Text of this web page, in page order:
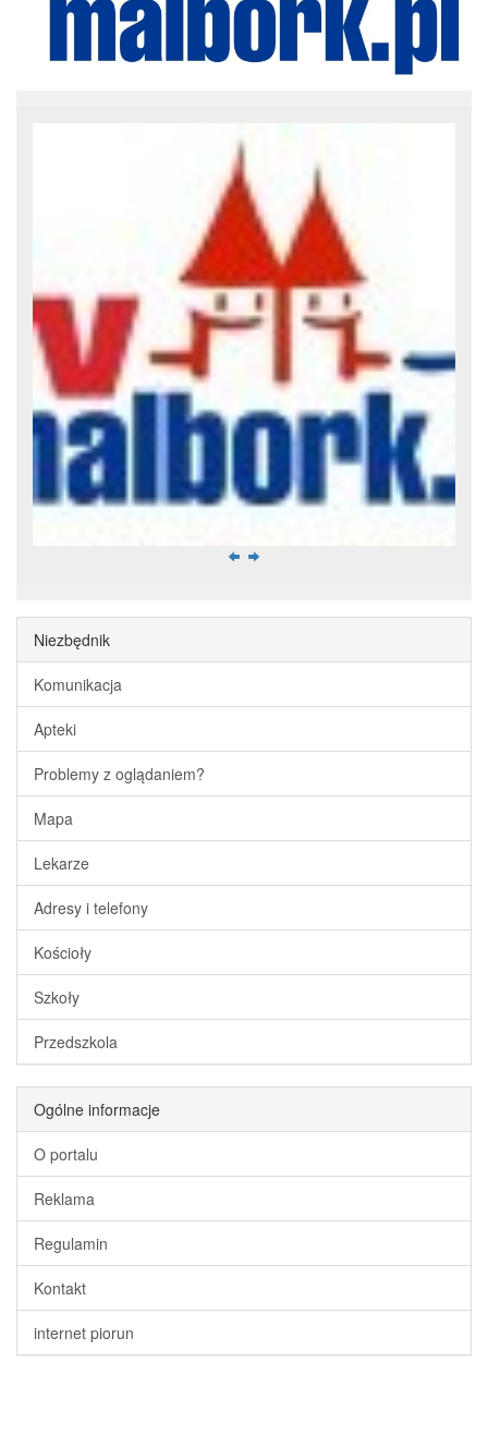
Niezbędnik
Komunikacja
Apteki
Problemy z oglądaniem?
Mapa
Lekarze
Adresy i telefony
Kościoły
Szkoły
Przedszkola
Ogólne informacje
O portalu
Reklama
Regulamin
Kontakt
internet piorun